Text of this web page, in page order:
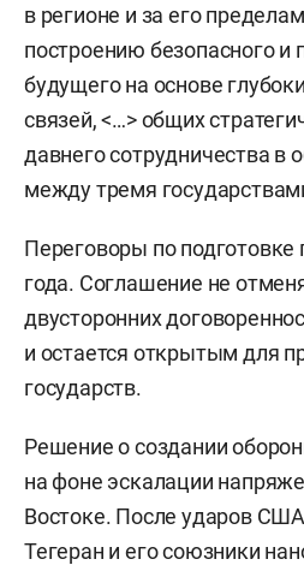
в регионе и за его
построению безопасного
будущего на основе
связей, <…> общих
давнего сотрудничества в
между тремя
Переговоры по подготовке
года. Соглашение не
двусторонних
и остается открытым для
государств.
Решение о создании
на фоне эскалации
Востоке. После ударов
Тегеран и его союзники